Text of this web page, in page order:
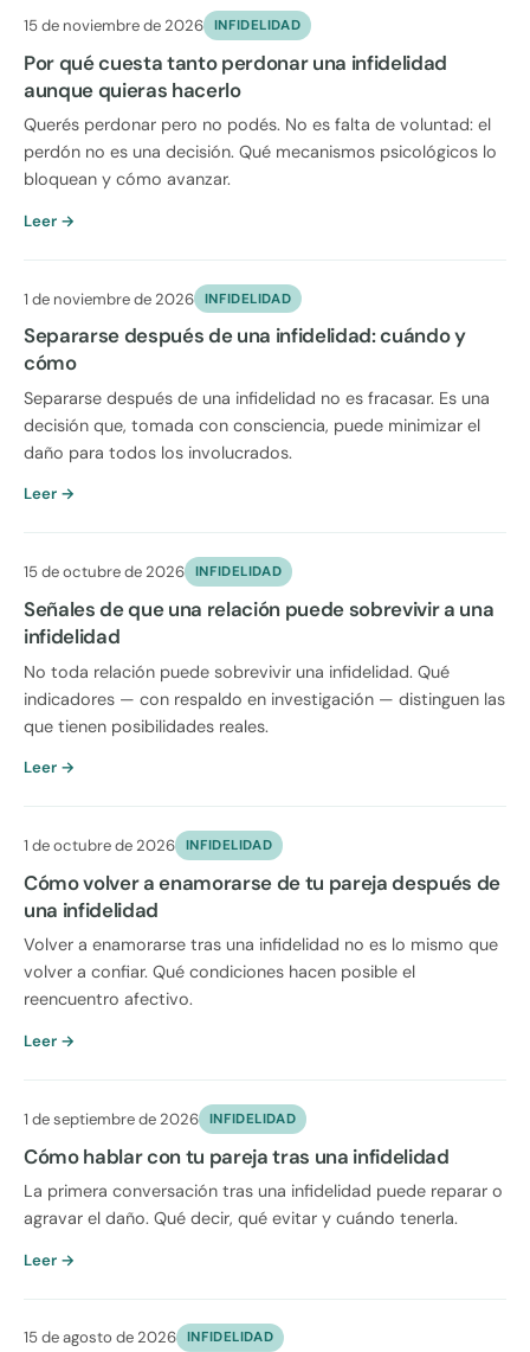
15 de noviembre de 2026 INFIDELIDAD
Por qué cuesta tanto perdonar una infidelidad
aunque quieras hacerlo
Querés perdonar pero no podés. No es falta de voluntad: el
perdón no es una decisión. Qué mecanismos psicológicos lo
bloquean y cómo avanzar.
Leer →
1 de noviembre de 2026 INFIDELIDAD
Separarse después de una infidelidad: cuándo y
cómo
Separarse después de una infidelidad no es fracasar. Es una
decisión que, tomada con consciencia, puede minimizar el
daño para todos los involucrados.
Leer →
15 de octubre de 2026 INFIDELIDAD
Señales de que una relación puede sobrevivir a una
infidelidad
No toda relación puede sobrevivir una infidelidad. Qué
indicadores — con respaldo en investigación — distinguen las
que tienen posibilidades reales.
Leer →
1 de octubre de 2026 INFIDELIDAD
Cómo volver a enamorarse de tu pareja después de
una infidelidad
Volver a enamorarse tras una infidelidad no es lo mismo que
volver a confiar. Qué condiciones hacen posible el
reencuentro afectivo.
Leer →
1 de septiembre de 2026 INFIDELIDAD
Cómo hablar con tu pareja tras una infidelidad
La primera conversación tras una infidelidad puede reparar o
agravar el daño. Qué decir, qué evitar y cuándo tenerla.
Leer →
15 de agosto de 2026 INFIDELIDAD